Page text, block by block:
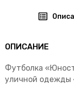
ОПИСАНИЕ
Футболка
уличной одежды